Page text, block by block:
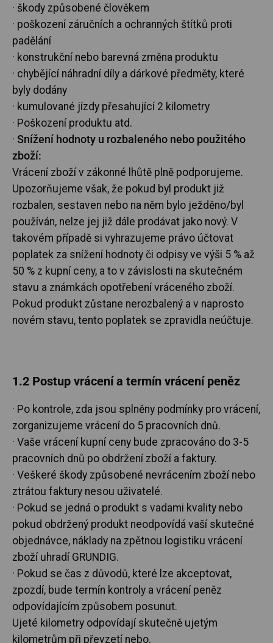
· škody způsobené člověkem
· poškození záručních a ochranných štítků proti
padělání
· konstrukční nebo barevná změna produktu
· chybějící náhradní díly a dárkové předměty, které
byly dodány
· kumulované jízdy přesahující 2 kilometry
· Poškození produktu atd.
· Snížení hodnoty u rozbaleného nebo použitého
zboží:
Vrácení zboží v zákonné lhůtě plně podporujeme.
Upozorňujeme však, že pokud byl produkt již
rozbalen, sestaven nebo na něm bylo ježděno/byl
používán, nelze jej již dále prodávat jako nový. V
takovém případě si vyhrazujeme právo účtovat
poplatek za snížení hodnoty či odpisy ve výši 5 % až
50 % z kupní ceny, a to v závislosti na skutečném
stavu a známkách opotřebení vráceného zboží.
Pokud produkt zůstane nerozbalený a v naprosto
novém stavu, tento poplatek se zpravidla neúčtuje.
1.2 Postup vrácení a termín vrácení peněz
· Po kontrole, zda jsou splněny podmínky pro vrácení,
zorganizujeme vrácení do 5 pracovních dnů.
· Vaše vrácení kupní ceny bude zpracováno do 3-5
pracovních dnů po obdržení zboží a faktury.
· Veškeré škody způsobené nevrácením zboží nebo
ztrátou faktury nesou uživatelé.
· Pokud se jedná o produkt s vadami kvality nebo
pokud obdržený produkt neodpovídá vaší skutečné
objednávce, náklady na zpětnou logistiku vrácení
zboží uhradí GRUNDIG.
· Pokud se čas z důvodů, které lze akceptovat,
zpozdí, bude termín kontroly a vrácení peněz
odpovídajícím způsobem posunut.
Ujeté kilometry odpovídají skutečně ujetým
kilometrům při převzetí nebo.